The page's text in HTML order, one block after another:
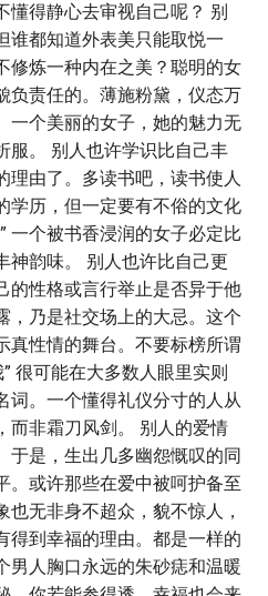
懂得静心去审视自己呢？ 别
谁都知道外表美只能取悦一
修炼一种内在之美？聪明的女
负责任的。薄施粉黛，仪态万
一个美丽的女子，她的魅力无
服。 别人也许学识比自己丰
理由了。多读书吧，读书使人
学历，但一定要有不俗的文化
一个被书香浸润的女子必定比
神韵味。 别人也许比自己更
的性格或言行举止是否异于他
，乃是社交场上的大忌。这个
真性情的舞台。不要标榜所谓
很可能在大多数人眼里实则
词。一个懂得礼仪分寸的人从
而非霜刀风剑。 别人的爱情
于是，生出几多幽怨慨叹的同
。或许那些在爱中被呵护备至
无非身不超众，貌不惊人，
得到幸福的理由。都是一样的
男人胸口永远的朱砂痣和温暖